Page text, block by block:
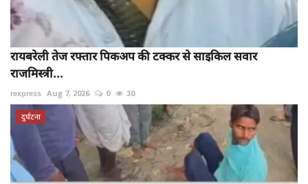
रायबरेली तेज रफ्तार पिकअप की टक्कर से साइकिल सवार
राजमिस्त्री...
rexpress Aug 7, 2026 0 30
दुर्घटना